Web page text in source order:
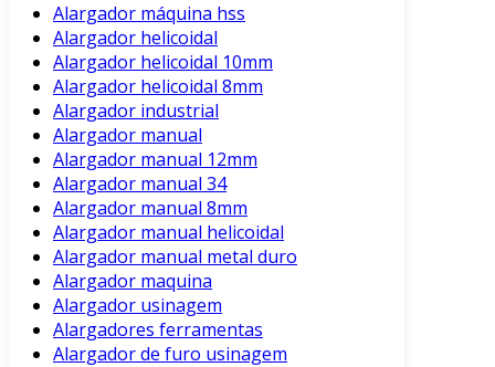
Alargador máquina hss
Alargador helicoidal
Alargador helicoidal 10mm
Alargador helicoidal 8mm
Alargador industrial
Alargador manual
Alargador manual 12mm
Alargador manual 34
Alargador manual 8mm
Alargador manual helicoidal
Alargador manual metal duro
Alargador maquina
Alargador usinagem
Alargadores ferramentas
Alargador de furo usinagem